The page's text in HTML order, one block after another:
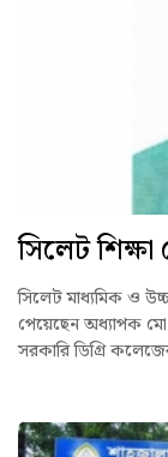
সিলেট শিক্ষা
সিলেট মাধ্যমিক ও
পেয়েছেন অধ্যাপক
সরকারি ডিগ্রি